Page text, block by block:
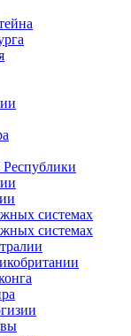
Республики
системах
системах